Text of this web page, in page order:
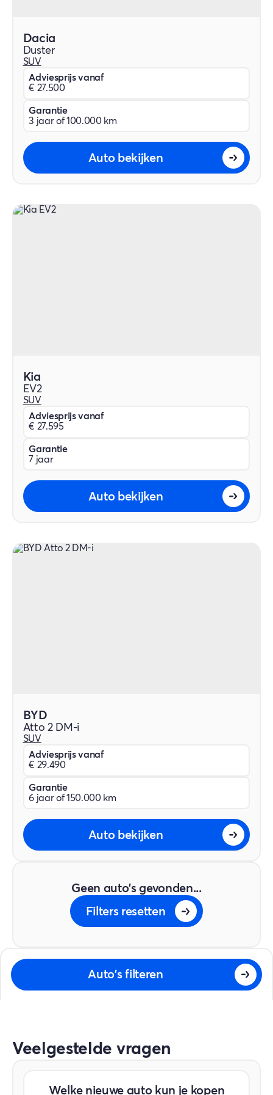
Dacia
Duster
SUV
Adviesprijs vanaf
€ 27.500
Garantie
3 jaar of 100.000 km
Auto bekijken
Kia
EV2
SUV
Adviesprijs vanaf
€ 27.595
Garantie
7 jaar
Auto bekijken
BYD
Atto 2 DM-i
SUV
Adviesprijs vanaf
€ 29.490
Garantie
6 jaar of 150.000 km
Auto bekijken
Geen auto's gevonden...
Filters resetten
Auto's filteren
Veelgestelde vragen
Welke nieuwe auto kun je kopen